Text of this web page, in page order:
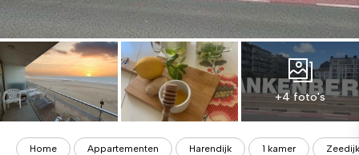
+4 foto's
Home Appartementen Harendijk 1 kamer